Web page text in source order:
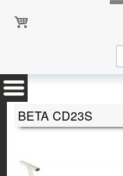
BETA CD23S